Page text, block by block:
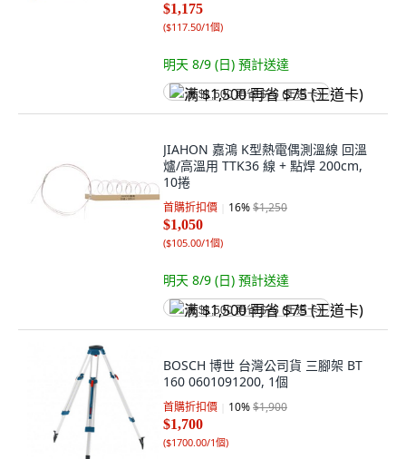
$1,175
($117.50/1個)
明天 8/9 (日) 預計送達
满 $1,500 再省 $75 (王道卡)
JIAHON 嘉鴻 K型熱電偶測溫線 回溫
爐/高溫用 TTK36 線 + 點焊 200cm,
10捲
首購折扣價 16%$1,250
$1,050
($105.00/1個)
明天 8/9 (日) 預計送達
满 $1,500 再省 $75 (王道卡)
BOSCH 博世 台灣公司貨 三腳架 BT
160 0601091200, 1個
首購折扣價 10%$1,900
$1,700
($1700.00/1個)